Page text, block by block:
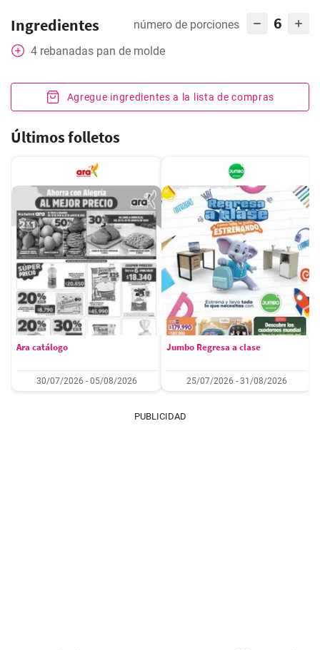
Ingredientes número de porciones 6
4 rebanadas pan de molde
Agregue ingredientes a la lista de compras
Últimos folletos
Ara catálogo
30/07/2026 - 05/08/2026
Jumbo Regresa a clase
25/07/2026 - 31/08/2026
PUBLICIDAD